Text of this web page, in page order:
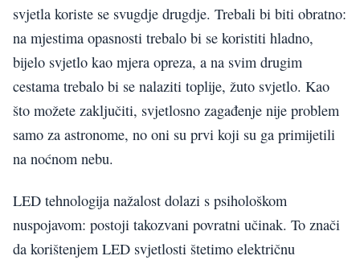
svjetla koriste se svugdje drugdje. Trebali bi biti obratno:
na mjestima opasnosti trebalo bi se koristiti hladno,
bijelo svjetlo kao mjera opreza, a na svim drugim
cestama trebalo bi se nalaziti toplije, žuto svjetlo. Kao
što možete zaključiti, svjetlosno zagađenje nije problem
samo za astronome, no oni su prvi koji su ga primijetili
na noćnom nebu.
LED tehnologija nažalost dolazi s psihološkom
nuspojavom: postoji takozvani povratni učinak. To znači
da korištenjem LED svjetlosti štetimo električnu